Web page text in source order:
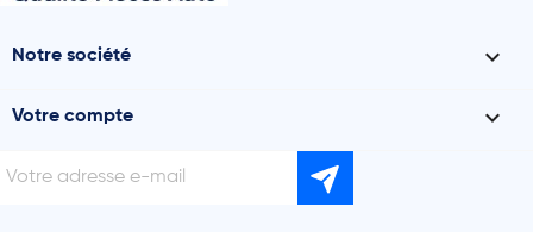
Notre société 
Votre compte 